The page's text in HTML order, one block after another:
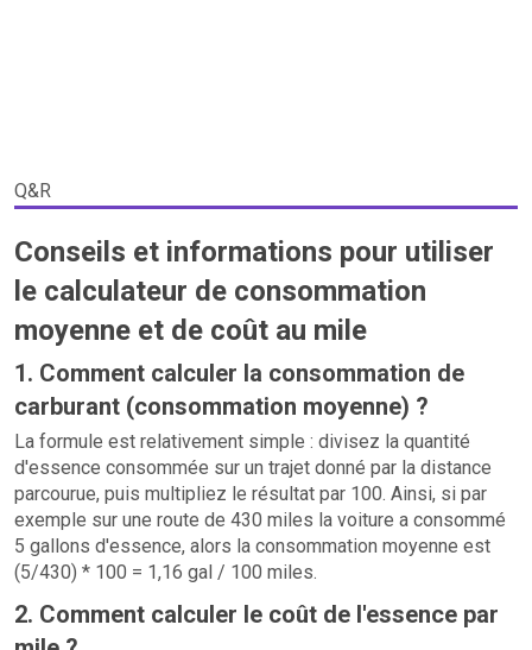
Q&R
Conseils et informations pour utiliser
le calculateur de consommation
moyenne et de coût au mile
1. Comment calculer la consommation de
carburant (consommation moyenne) ?
La formule est relativement simple : divisez la quantité
d'essence consommée sur un trajet donné par la distance
parcourue, puis multipliez le résultat par 100. Ainsi, si par
exemple sur une route de 430 miles la voiture a consommé
5 gallons d'essence, alors la consommation moyenne est
(5/430) * 100 = 1,16 gal / 100 miles.
2. Comment calculer le coût de l'essence par